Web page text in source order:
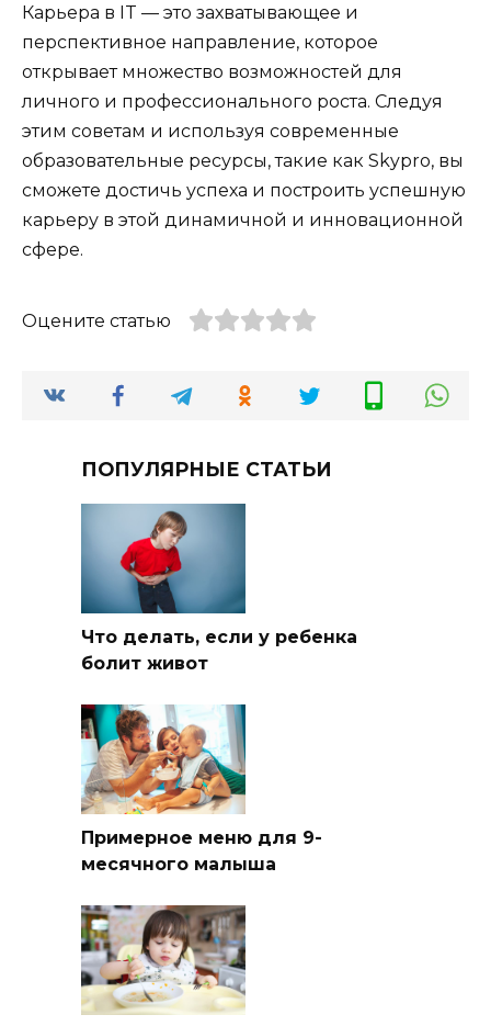
Карьера в IT — это захватывающее и
перспективное направление, которое
открывает множество возможностей для
личного и профессионального роста. Следуя
этим советам и используя современные
образовательные ресурсы, такие как Skypro, вы
сможете достичь успеха и построить успешную
карьеру в этой динамичной и инновационной
сфере.
Оцените статью
ПОПУЛЯРНЫЕ СТАТЬИ
Что делать, если у ребенка
болит живот
Примерное меню для 9-
месячного малыша